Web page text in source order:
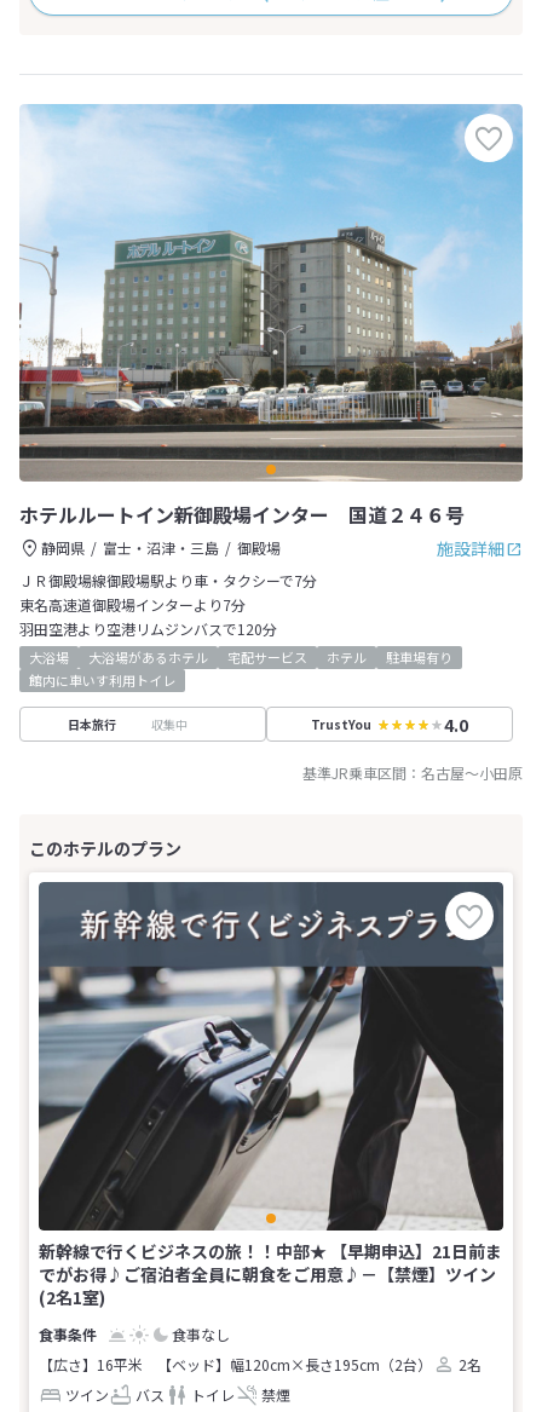
ホテルルートイン新御殿場インター 国道２４６号
施設詳細
静岡県 富士・沼津・三島
御殿場
ＪＲ御殿場線御殿場駅より車・タクシーで7分
東名高速道御殿場インターより7分
羽田空港より空港リムジンバスで120分
大浴場 大浴場があるホテル 宅配サービス ホテル
駐車場有り
館内に車いす利用トイレ
日本旅行 収集中 TrustYou 4.0
基準JR乗車区間： 名古屋～小田原
新幹線で行くビジネスの旅！！中部★ 【早期申込】21日前ま
でがお得♪ご宿泊者全員に朝食をご用意♪－【禁煙】ツイン
(2名1室)
食事なし
【広さ】16平米
【ベッド】幅120cm×長さ195cm（2台）
2名
ツイン
バス トイレ 禁煙